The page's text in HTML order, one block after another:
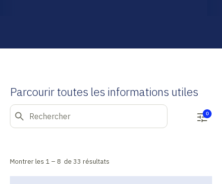
Parcourir toutes les informations utiles
0
Montrer les 1 – 8 de 33 résultats